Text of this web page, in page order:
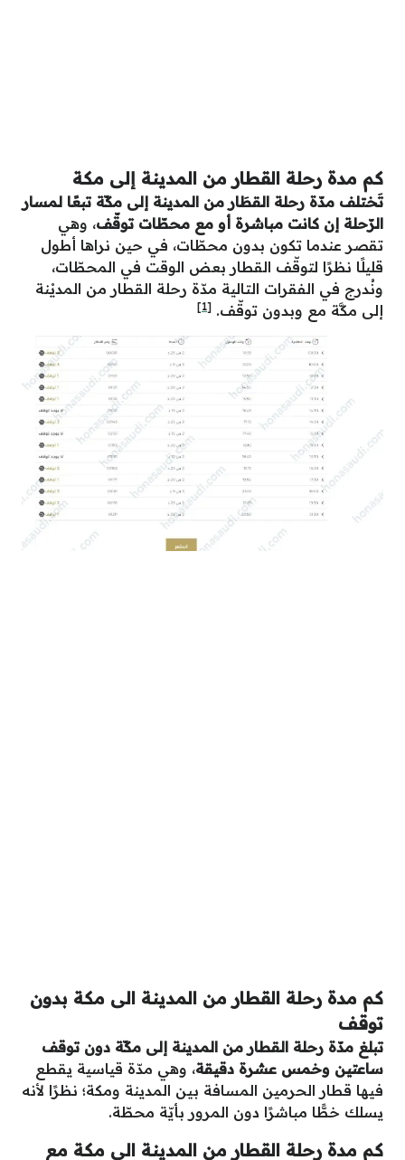
كم مدة رحلة القطار من المدينة إلى مكة
تَختلف مدّة رحلة القطَار من المدينة إلى مكّة تبعًا لمسار
الرّحلة إن كانت مباشرة أو مع محطّات توقّف، وهي
تقصر عندما تكون بدون محطّات، في حين نراها أطول
قليلًا نظرًا لتوقّف القطار بعض الوقت في المحطّات،
ونُدرج في الفقرات التالية مدّة رحلة القطار من المديْنة
إلى مكَّة مع وبدون توقّف. [1]
كم مدة رحلة القطار من المدينة الى مكة بدون
توقف
تبلغ مدّة رحلة القطار من المدينة إلى مكّة دون توقف
ساعتين وخمس عشرة دقيقة، وهي مدّة قياسية يقطع
فيها قطار الحرمين المسافة بين المدينة ومكة؛ نظرًا لأنه
يسلك خطًّا مباشرًا دون المرور بأيّة محطّة.
كم مدة رحلة القطار من المدينة الى مكة مع